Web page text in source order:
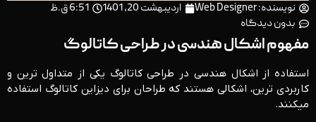
نویسنده: اردیبهشت 20, 1401
6:51 ق.ظ
بدون دیدگاه
مفهوم اشکال هندسی در طراحی کاتالوگ
استفاده از اشکال هندسی در طراحی کاتالوگ یکی از متداول ترین و
کاربردی ترین، اشکالی هستند که طراحان برای دیزاین کاتالوگ استفاده
می­کنند.